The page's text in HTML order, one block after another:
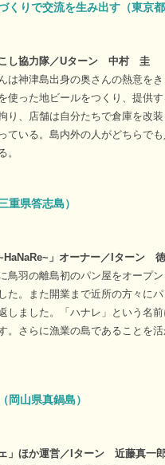
くりで交流を生み出す（東京
し協力隊／Uターン 中村 圭
は神津島出身の奥さんの熱意を
使った地ビールをつくり、提供
り、店舗は自分たちで倉庫を改
ている。島内外の人がどちらで
。
重県答志島）
~HaNaRe~」オーナー／Iターン
鳥羽の離島初のパン屋をオープ
た。また開業まで近所の方々に
しました。「ハナレ」という名
。さらに漁業の島であることを
岡山県真鍋島）
ェ」ほか運営／Iターン 近藤真一